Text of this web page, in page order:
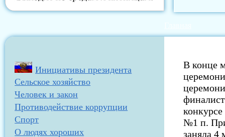
Инициативы президента
Сельское хозяйство
Человек и закон
Противодействие коррупции
Спорт
О людях хороших
В конце
№1 п.
заняла 4